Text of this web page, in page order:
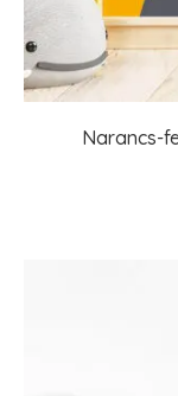
Narancs-